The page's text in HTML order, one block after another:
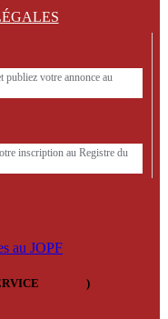
publiez votre annonce au
inscription au Registre du
au JOPF
)